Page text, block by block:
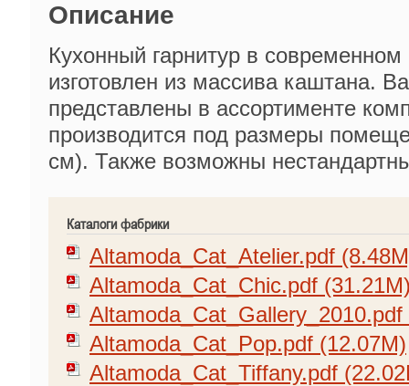
Описание
Кухонный гарнитур в
изготовлен из массива каштана.
представлены в ассортименте
производится под размеры
см). Также возможны
Каталоги фабрики
Altamoda_Cat_Atelier.pdf
Altamoda_Cat_Chic.pdf
Altamoda_Cat_Pop.pdf (12.07M)
Altamoda_Cat_Tiffany.pdf